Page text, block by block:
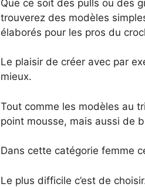
Que ce soit des pulls ou des
trouverez des modèles
élaborés pour les pros du
Le plaisir de créer avec par
mieux.
Tout comme les modèles au
point mousse, mais aussi de
Dans cette catégorie femme
Le plus difficile c’est de